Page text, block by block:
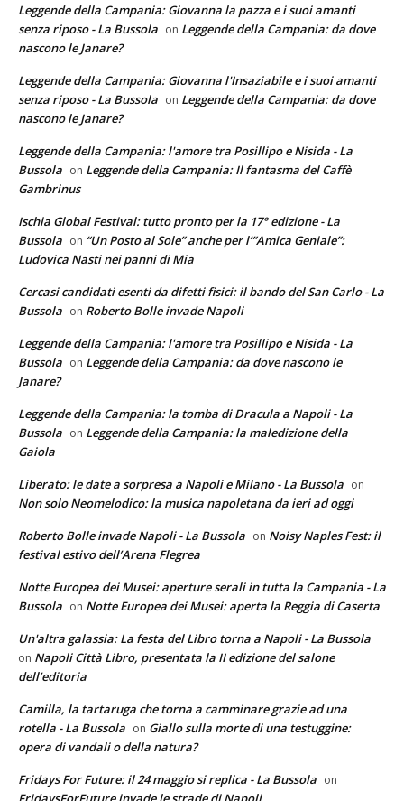
Leggende della Campania: Giovanna la pazza e i suoi amanti
senza riposo - La Bussola on Leggende della Campania: da dove
nascono le Janare?
Leggende della Campania: Giovanna l'Insaziabile e i suoi amanti
senza riposo - La Bussola on Leggende della Campania: da dove
nascono le Janare?
Leggende della Campania: l'amore tra Posillipo e Nisida - La
Bussola on Leggende della Campania: Il fantasma del Caffè
Gambrinus
Ischia Global Festival: tutto pronto per la 17° edizione - La
Bussola on “Un Posto al Sole” anche per l’”Amica Geniale”:
Ludovica Nasti nei panni di Mia
Cercasi candidati esenti da difetti fisici: il bando del San Carlo - La
Bussola on Roberto Bolle invade Napoli
Leggende della Campania: l'amore tra Posillipo e Nisida - La
Bussola on Leggende della Campania: da dove nascono le
Janare?
Leggende della Campania: la tomba di Dracula a Napoli - La
Bussola on Leggende della Campania: la maledizione della
Gaiola
Liberato: le date a sorpresa a Napoli e Milano - La Bussola on
Non solo Neomelodico: la musica napoletana da ieri ad oggi
Roberto Bolle invade Napoli - La Bussola on Noisy Naples Fest: il
festival estivo dell’Arena Flegrea
Notte Europea dei Musei: aperture serali in tutta la Campania - La
Bussola on Notte Europea dei Musei: aperta la Reggia di Caserta
Un'altra galassia: La festa del Libro torna a Napoli - La Bussola
on Napoli Città Libro, presentata la II edizione del salone
dell’editoria
Camilla, la tartaruga che torna a camminare grazie ad una
rotella - La Bussola on Giallo sulla morte di una testuggine:
opera di vandali o della natura?
Fridays For Future: il 24 maggio si replica - La Bussola on